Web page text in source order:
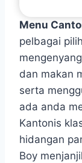
Menu
pelbagai
dan makan
serta
ada anda
Kantonis
hidangan
Boy